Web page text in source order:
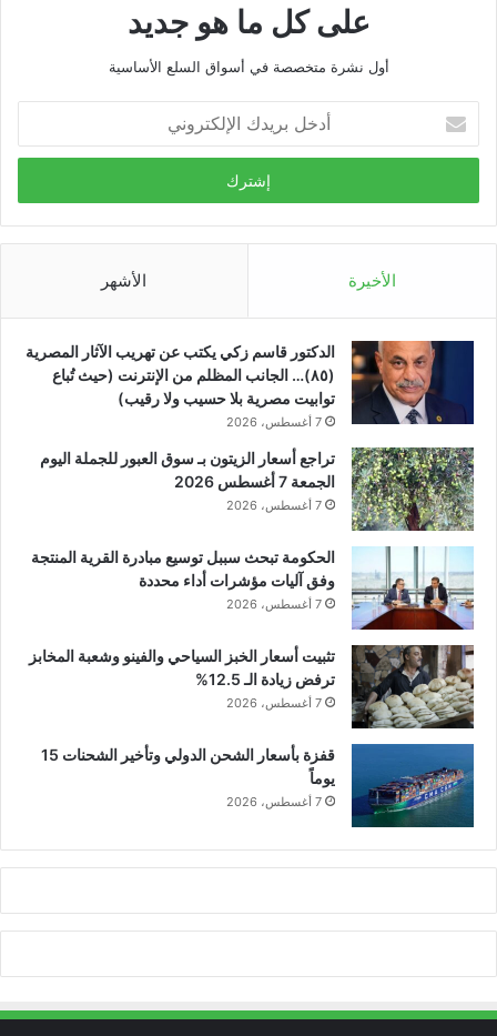
على كل ما هو جديد
أول نشرة متخصصة في أسواق السلع الأساسية
بريدك
الإلكتروني
الأخيرة الأشهر
الدكتور قاسم زكي يكتب عن تهريب الآثار المصرية
(٨٥)… الجانب المظلم من الإنترنت (حيث تُباع
توابيت مصرية بلا حسيب ولا رقيب)
7 أغسطس، 2026
تراجع أسعار الزيتون بـ سوق العبور للجملة اليوم
الجمعة 7 أغسطس 2026
7 أغسطس، 2026
الحكومة تبحث سببل توسيع مبادرة القرية المنتجة
وفق آليات مؤشرات أداء محددة
7 أغسطس، 2026
تثبيت أسعار الخبز السياحي والفينو وشعبة المخابز
ترفض زيادة الـ 12.5%
7 أغسطس، 2026
قفزة بأسعار الشحن الدولي وتأخير الشحنات 15
يوماً
7 أغسطس، 2026